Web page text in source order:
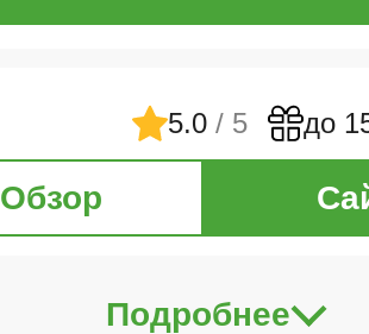
5.0 / 5 до
Обзор
Подробнее